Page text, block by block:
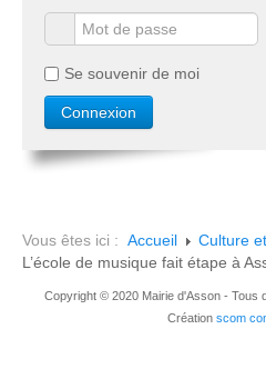
Se souvenir de moi
Vous êtes ici : Accueil
Culture
L’école de musique fait étape à
Copyright © 2020 Mairie d'Asson - Tous
Création scom